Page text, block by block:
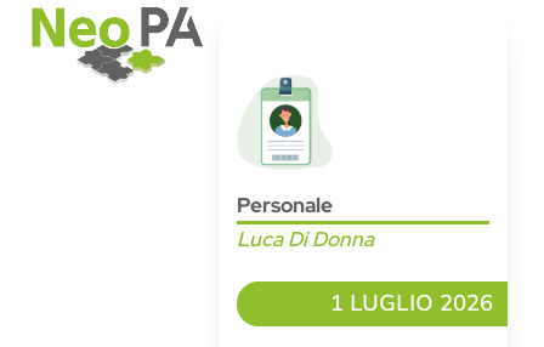
SkipOpen
mobile
menu
Close
mobile
menu
Personale
Luca Di Donna
1 LUGLIO 2026